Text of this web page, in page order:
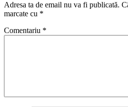
Adresa ta de email nu va fi publicată.
marcate cu *
Comentariu *